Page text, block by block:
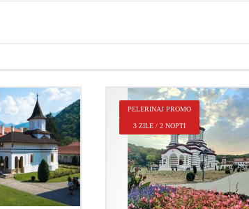
PELERINAJ PROMO
3 ZILE / 2 NOPTI